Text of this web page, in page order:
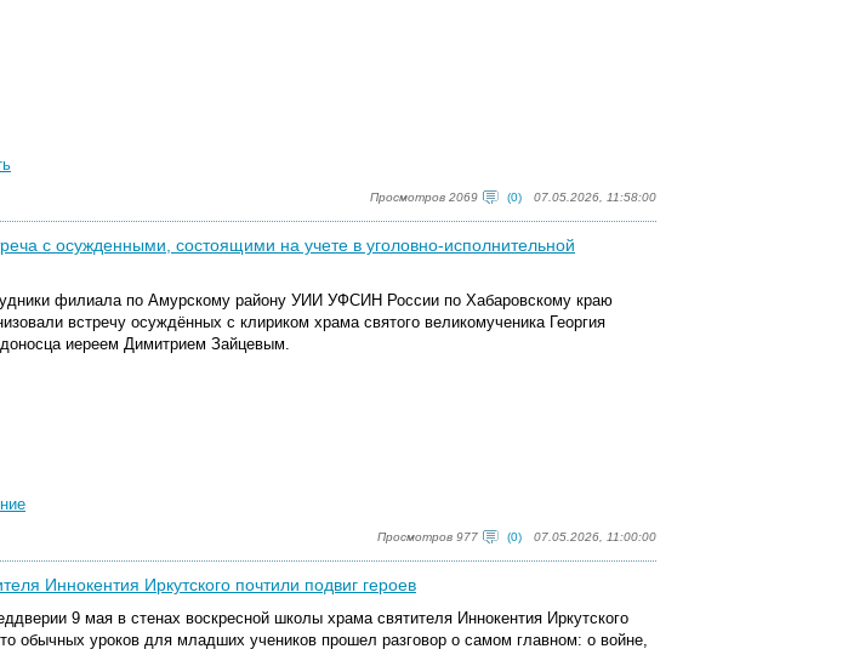
Просмотров 2069 (0) 07.05.2026, 11:58:00
с осужденными, состоящими на учете в уголовно-исполнительной
филиала по Амурскому району УИИ УФСИН России по Хабаровскому краю
встречу осуждённых с клириком храма святого великомученика Георгия
иереем Димитрием Зайцевым.
Просмотров 977 (0) 07.05.2026, 11:00:00
Иннокентия Иркутского почтили подвиг героев
9 мая в стенах воскресной школы храма святителя Иннокентия Иркутского
обычных уроков для младших учеников прошел разговор о самом главном: о войне,